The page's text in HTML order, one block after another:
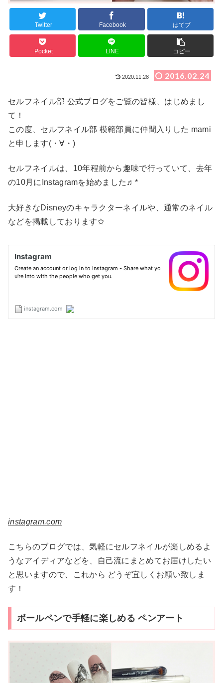
Twitter Facebook はてブ
Pocket LINE コピー
2020.11.28 2016.02.24
セルフネイル部 公式ブログをご覧の皆様、はじめまし
て！
この度、セルフネイル部 模範部員に仲間入りした mami
と申します(・∀︎・)
セルフネイルは、10年程前から趣味で行っていて、去年
の10月にInstagramを始めました♬︎*
大好きなDisneyのキャラクターネイルや、通常のネイル
などを掲載しております✩︎
instagram.com
こちらのブログでは、気軽にセルフネイルが楽しめるよ
うなアイディアなどを、自己流にまとめてお届けしたい
と思いますので、これから どうぞ宜しくお願い致しま
す！
ボールペンで手軽に楽しめる ペンアート